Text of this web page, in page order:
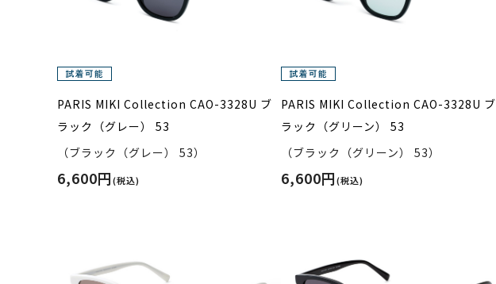
PARIS MIKI Collection CAO-3328U ブ
ラック（グレー） 53
（ブラック（グレー） 53）
6,600円(税込)
PARIS MIKI Collection CAO-3328U ブ
ラック（グリーン） 53
（ブラック（グリーン） 53）
6,600円(税込)